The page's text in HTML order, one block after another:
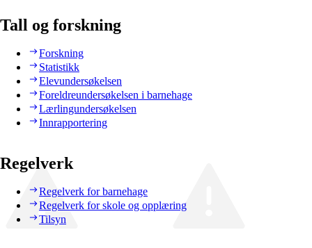
Tall og forskning
Forskning
Statistikk
Elevundersøkelsen
Foreldreundersøkelsen i barnehage
Lærlingundersøkelsen
Innrapportering
Regelverk
Regelverk for barnehage
Regelverk for skole og opplæring
Tilsyn